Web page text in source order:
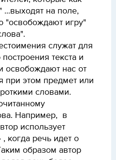
...выходят на поле,
"освобождают игру"
служат для
текста и
освобождают нас от
при этом предмет или
словами.
Например,
в
использует
когда речь идет о
образом автор